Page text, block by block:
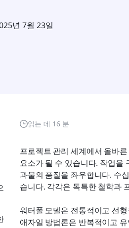
년 7월 23일
읽는 데 16 분
프로젝트 관리 세계에서 올바
요소가 될 수 있습니다. 작업을
과물의 품질을 좌우합니다. 수
습니다. 각각은 독특한 철학과
워터폴 모델은 전통적이고 선
애자일 방법론은 반복적이고